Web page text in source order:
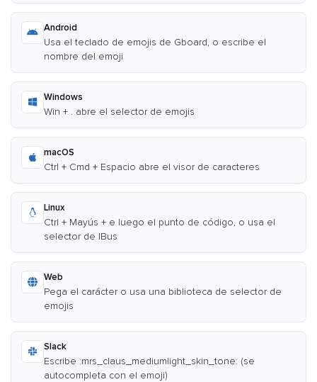
Android
Usa el teclado de emojis de Gboard, o escribe el
nombre del emoji
Windows
Win + . abre el selector de emojis
macOS
Ctrl + Cmd + Espacio abre el visor de caracteres
Linux
Ctrl + Mayús + e luego el punto de código, o usa el
selector de IBus
Web
Pega el carácter o usa una biblioteca de selector de
emojis
Slack
Escribe :mrs_claus_mediumlight_skin_tone: (se
autocompleta con el emoji)